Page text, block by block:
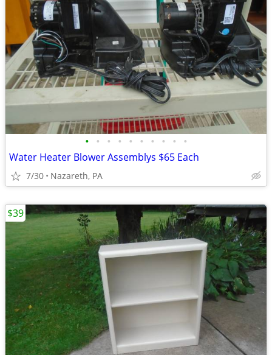
• • • • • • • • • •
Water Heater Blower Assemblys $65 Each
7/30 Nazareth, PA
$39